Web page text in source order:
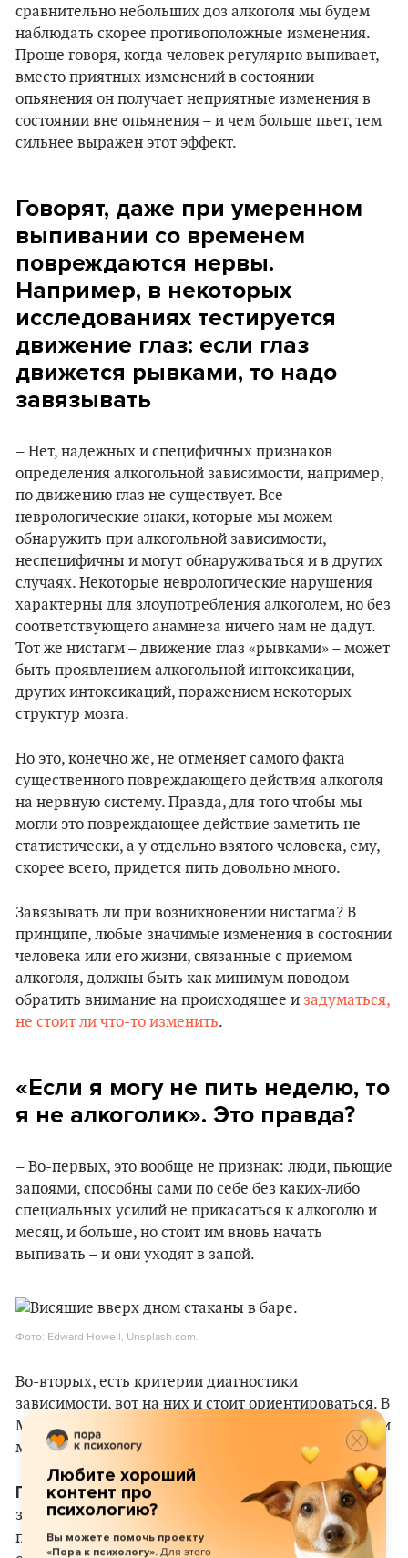
сравнительно небольших доз алкоголя мы будем
наблюдать скорее противоположные изменения.
Проще говоря, когда человек регулярно выпивает,
вместо приятных изменений в состоянии
опьянения он получает неприятные изменения в
состоянии вне опьянения – и чем больше пьет, тем
сильнее выражен этот эффект.
Говорят, даже при умеренном
выпивании со временем
повреждаются нервы.
Например, в некоторых
исследованиях тестируется
движение глаз: если глаз
движется рывками, то надо
завязывать
– Нет, надежных и специфичных признаков
определения алкогольной зависимости, например,
по движению глаз не существует. Все
неврологические знаки, которые мы можем
обнаружить при алкогольной зависимости,
неспецифичны и могут обнаруживаться и в других
случаях. Некоторые неврологические нарушения
характерны для злоупотребления алкоголем, но без
соответствующего анамнеза ничего нам не дадут.
Тот же нистагм – движение глаз «рывками» – может
быть проявлением алкогольной интоксикации,
других интоксикаций, поражением некоторых
структур мозга.
Но это, конечно же, не отменяет самого факта
существенного повреждающего действия алкоголя
на нервную систему. Правда, для того чтобы мы
могли это повреждающее действие заметить не
статистически, а у отдельно взятого человека, ему,
скорее всего, придется пить довольно много.
Завязывать ли при возникновении нистагма? В
принципе, любые значимые изменения в состоянии
человека или его жизни, связанные с приемом
алкоголя, должны быть как минимум поводом
обратить внимание на происходящее и задуматься,
не стоит ли что-то изменить.
«Если я могу не пить неделю, то
я не алкоголик». Это правда?
– Во-первых, это вообще не признак: люди, пьющие
запоями, способны сами по себе без каких-либо
специальных усилий не прикасаться к алкоголю и
месяц, и больше, но стоит им вновь начать
выпивать – и они уходят в запой.
Фото: Edward Howell, Unsplash.com.
Во-вторых, есть критерии диагностики
зависимости, вот на них и стоит ориентироваться. В
МКБ-11 критерии сведены в три большие группы, и
мне это кажется удачным решением.
Первые два критерия
типичны для любой
зависимости и являются психолого-
поведенческими.Первый
– это потеря или
Любите хороший
контент про
психологию?
Вы можете помочь проекту
«Пора к психологу». Для этого